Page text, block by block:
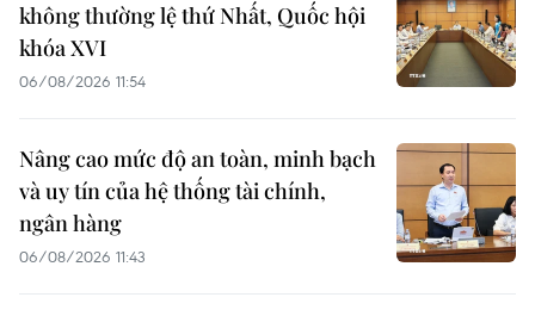
không thường lệ thứ Nhất, Quốc hội
khóa XVI
06/08/2026 11:54
Nâng cao mức độ an toàn, minh bạch
và uy tín của hệ thống tài chính,
ngân hàng
06/08/2026 11:43